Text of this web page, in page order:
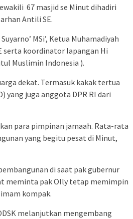
67 masjid se Minut dihadiri
Antili SE.
MSi’, Ketua Muhamadiyah
serta koordinator lapangan Hi
Muslimin Indonesia ).
dekat. Termasuk kakak tertua
yang juga anggota DPR RI dari
para pimpinan jamaah. Rata-rata
yang begitu pesat di Minut,
di saat pak gubernur
meminta pak Olly tetap memimpin
kompak.
melanjutkan mengembang